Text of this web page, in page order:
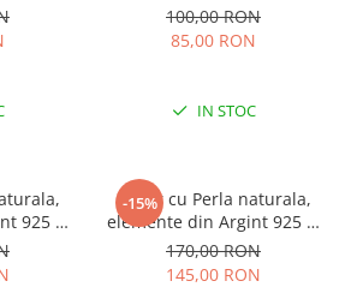
100,00 RON
85,00 RON
IN STOC
925 si
-15%
Colier cu Perla naturala,
elemente din Argint 925 si
margele Miyuki, verde/kiwi
170,00 RON
145,00 RON